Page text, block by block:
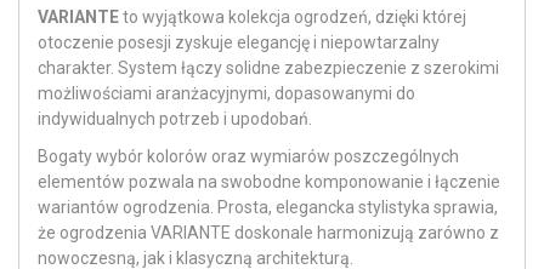
VARIANTEto wyjątkowa kolekcja ogrodzeń, dzięki której
otoczenie posesji zyskuje elegancję i niepowtarzalny
charakter. System łączy solidne zabezpieczenie z szerokimi
możliwościami aranżacyjnymi, dopasowanymi do
indywidualnych potrzeb i upodobań.
Bogaty wybór kolorów oraz wymiarów poszczególnych
elementów pozwala na swobodne komponowanie i łączenie
wariantów ogrodzenia. Prosta, elegancka stylistyka sprawia,
że ogrodzenia VARIANTE doskonale harmonizują zarówno z
nowoczesną, jak i klasyczną architekturą.